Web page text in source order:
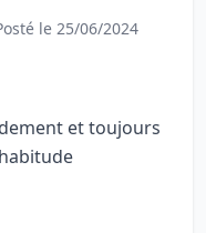
le 25/06/2024
et toujours